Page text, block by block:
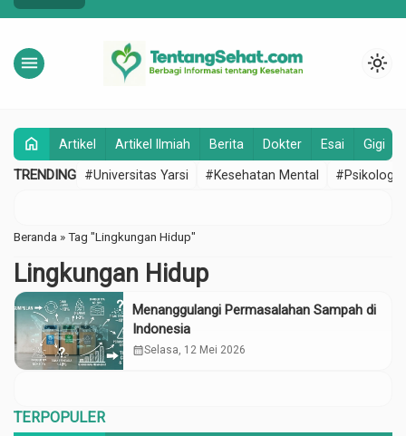
menu light_mode
home Artikel Artikel Ilmiah Berita Dokter Esai Gigi
TRENDING #Universitas Yarsi #Kesehatan Mental #Psikologi
Beranda »Tag "Lingkungan Hidup"
Lingkungan Hidup
Menanggulangi Permasalahan Sampah di
Indonesia
calendar_monthSelasa, 12 Mei 2026
TERPOPULER